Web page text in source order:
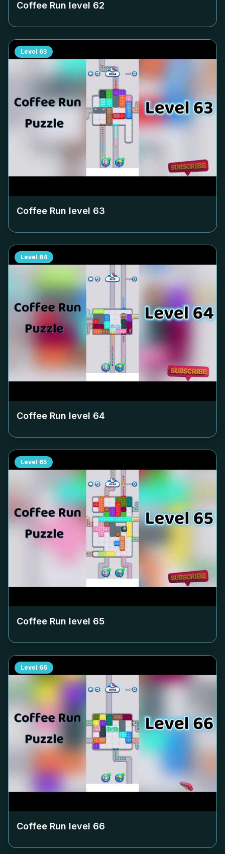
Coffee Run level 62
Level 63
Coffee Run level 63
Level 64
Coffee Run level 64
Level 65
Coffee Run level 65
Level 66
Coffee Run level 66